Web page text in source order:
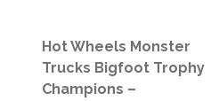
Hot Wheels Monster
Trucks Bigfoot Trophy
Champions –